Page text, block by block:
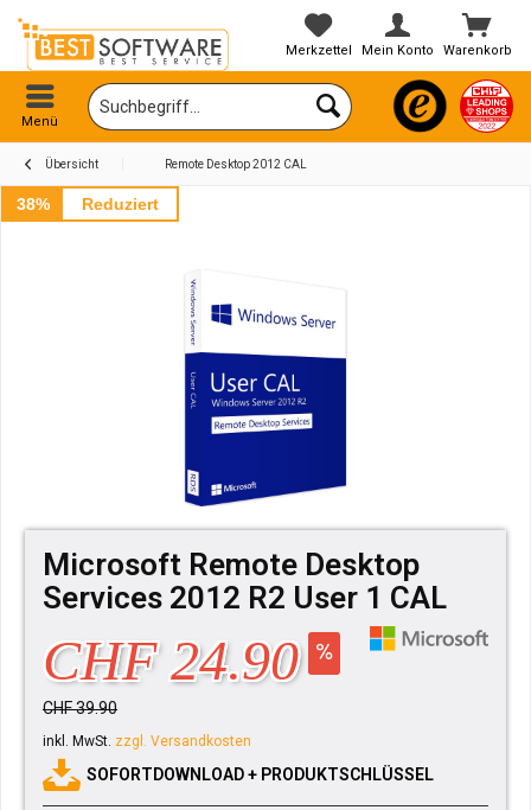
Warenkorb
Merkzettel Mein Konto
Menü
Übersicht Remote Desktop 2012 CAL
38% Reduziert
Microsoft Remote Desktop
Services 2012 R2 User 1 CAL
CHF 24.90
CHF 39.90
inkl. MwSt. zzgl. Versandkosten
SOFORTDOWNLOAD + PRODUKTSCHLÜSSEL